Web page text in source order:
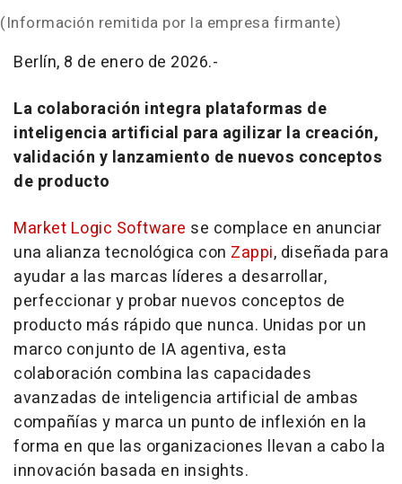
(Información remitida por la empresa firmante)
Berlín, 8 de enero de 2026.-
La colaboración integra plataformas de
inteligencia artificial para agilizar la creación,
validación y lanzamiento de nuevos conceptos
de producto
Market Logic Software se complace en anunciar
una alianza tecnológica con Zappi, diseñada para
ayudar a las marcas líderes a desarrollar,
perfeccionar y probar nuevos conceptos de
producto más rápido que nunca. Unidas por un
marco conjunto de IA agentiva, esta
colaboración combina las capacidades
avanzadas de inteligencia artificial de ambas
compañías y marca un punto de inflexión en la
forma en que las organizaciones llevan a cabo la
innovación basada en insights.